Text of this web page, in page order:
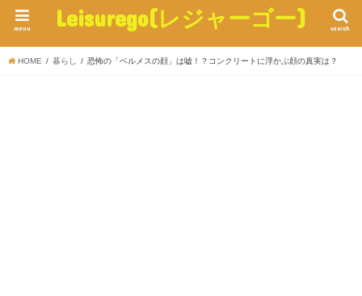
Leisurego(レジャーゴー) search
menu
HOME 暮らし 恐怖の「ベルメスの顔」は嘘！？コンクリートに浮かぶ顔の真実は？